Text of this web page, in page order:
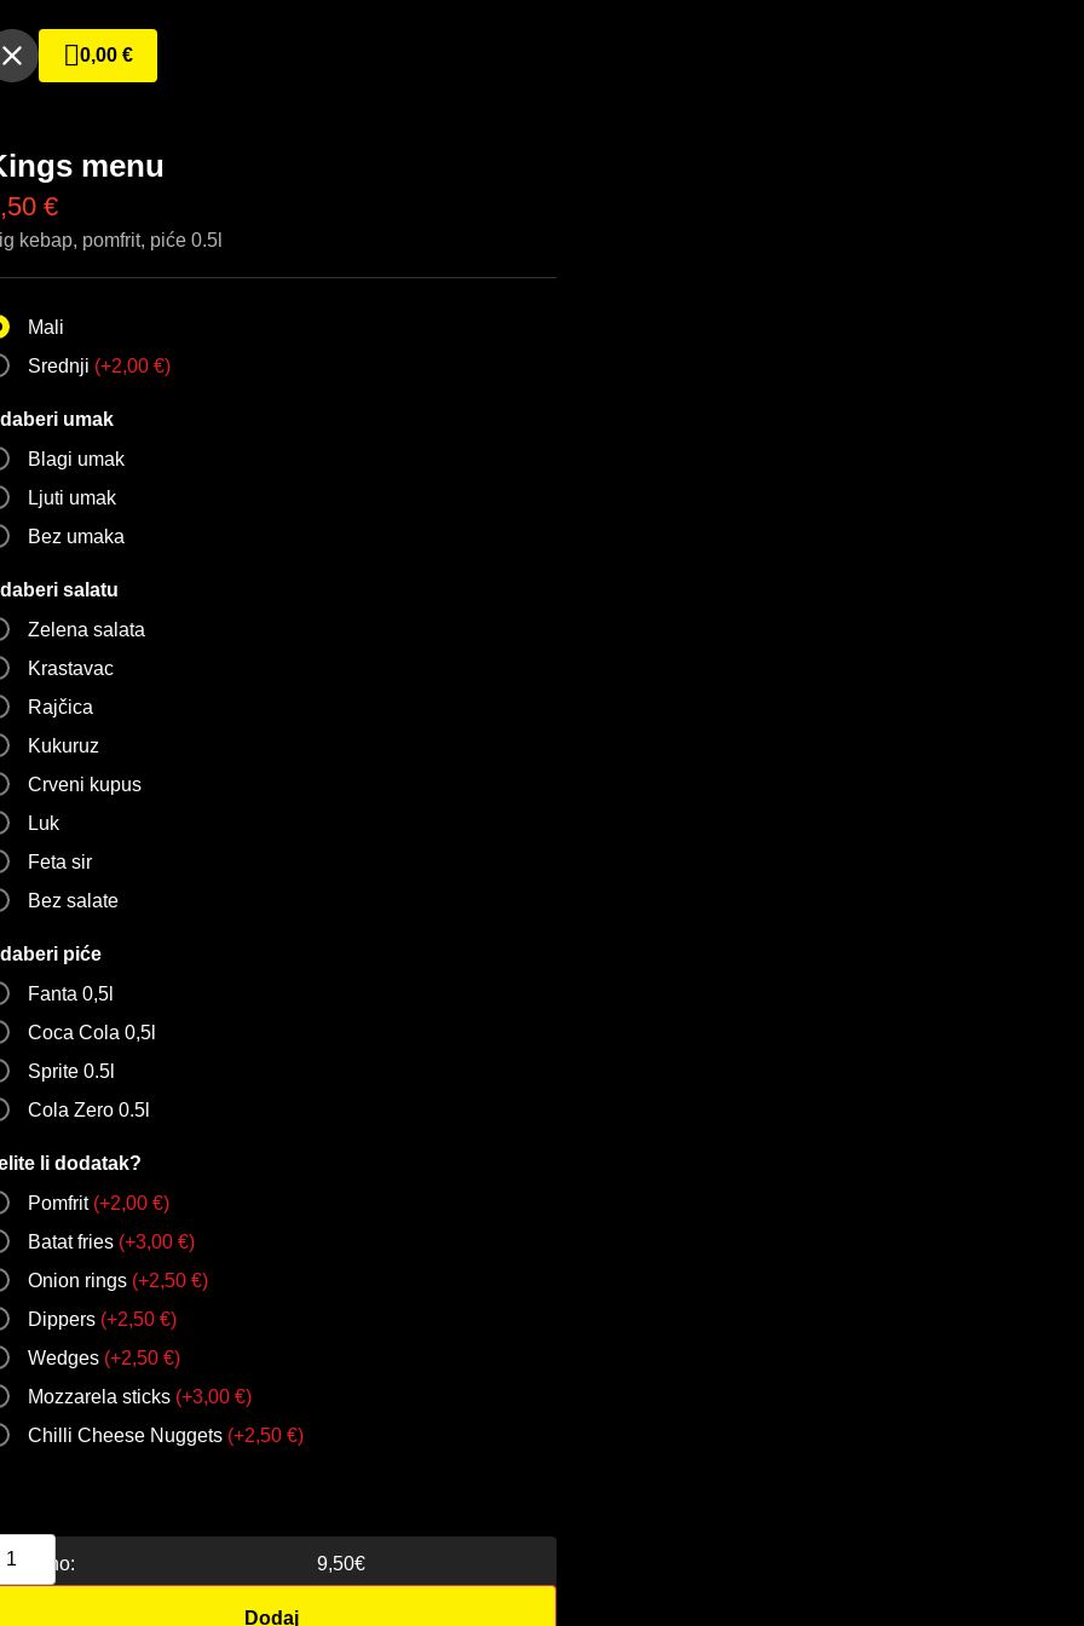
0,00 €
menu
€
kebap, pomfrit, piće 0.5l
Mali
Srednji (+2,00 €)
umak
Blagi umak
Ljuti umak
Bez umaka
salatu
Zelena salata
Krastavac
Rajčica
Kukuruz
Crveni kupus
Luk
Feta sir
Bez salate
piće
Fanta 0,5l
Coca Cola 0,5l
Sprite 0.5l
Cola Zero 0.5l
li dodatak?
Pomfrit (+2,00 €)
Batat fries (+3,00 €)
Onion rings (+2,50 €)
Dippers (+2,50 €)
Wedges (+2,50 €)
Mozzarela sticks (+3,00 €)
Chilli Cheese Nuggets (+2,50 €)
Ukupno: 9,50€
Dodaj